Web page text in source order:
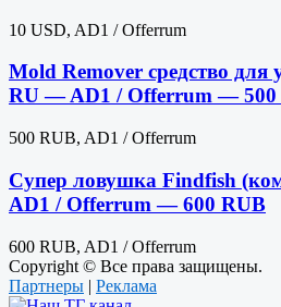
10 USD, AD1 / Offerrum
Mold Remover средство для
RU — AD1 / Offerrum — 500
500 RUB, AD1 / Offerrum
Супер ловушка Findfish
AD1 / Offerrum — 600 RUB
600 RUB, AD1 / Offerrum
Copyright © Все права защищены.
Партнеры | Реклама